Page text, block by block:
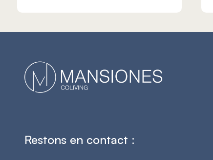
Restons en contact :